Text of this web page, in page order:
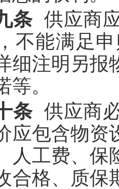
条 供应商
不能满足
细注明另报
等。
条供应商
应包含物资
人工费、保
合格、质保